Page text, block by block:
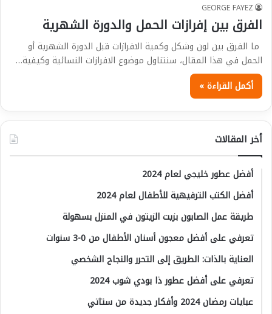
GEORGE FAYEZ
الفرق بين إفرازات الحمل والدورة الشهرية
ما الفرق بين لون وشكل وكمية الافرازات قبل الدورة الشهرية أو
الحمل في هذا المقال، سنتناول موضوع الافرازات النسائية وكيفية…
أكمل القراءة »
أخر المقالات
أفضل عطور خليجي لعام 2024
أفضل الكتب الترفيهية للأطفال لعام 2024
طريقة عمل الصابون بزيت الزيتون في المنزل بسهولة
تعرفي على أفضل معجون أسنان الأطفال من 0-3 سنوات
العناية بالذات: الطريق إلى التحرر والنجاح الشخصي
تعرفي على أفضل عطور ذا بودي شوب 2024
عبايات رمضان 2024 وأفكار جديدة من ستاتي